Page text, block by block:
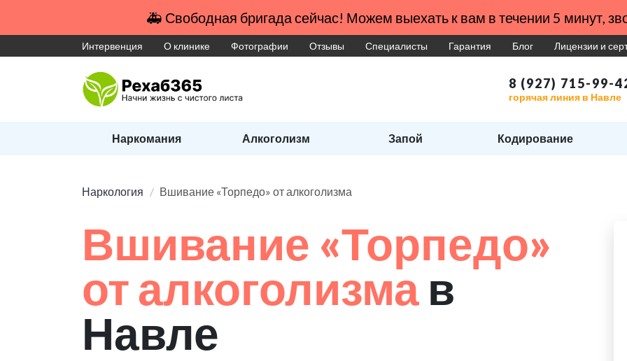
🚑 Свободная бригада сейчас! Можем выехать к вам в течении 5 минут,
Интервенция О клинике Фотографии Отзывы Специалисты Гарантия Блог Лицензии и
8 (927) 715-99-
горячая линия в Навле
Наркомания Алкоголизм Запой Кодирование
Наркология Вшивание «Торпедо» от алкоголизма
Вшивание «Торпедо»
от алкоголизма в
Навле